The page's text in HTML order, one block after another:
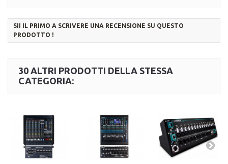
SII IL PRIMO A SCRIVERE UNA RECENSIONE SU QUESTO
PRODOTTO !
30 ALTRI PRODOTTI DELLA STESSA
CATEGORIA: